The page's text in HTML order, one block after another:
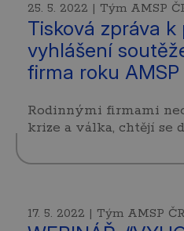
25. 5. 2022 | Tým AMSP
Tisková zpráva
vyhlášení
firma roku AMSP
Rodinnými firmami
krize a válka, chtějí se
17. 5. 2022 | Tým AMSP ČR